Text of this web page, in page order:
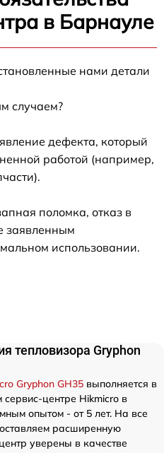
в Барнауле
нами детали
случаем?
дефекта, который
работой (например,
поломка, отказ в
заявленным
использовании.
тепловизора Gryphon
Gryphon GH35 выполняется в
центре Hikmicro в
опытом - от 5 лет. На все
расширенную
уверены в качестве